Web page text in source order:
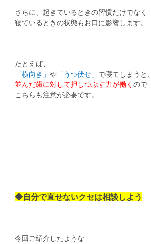
さらに、起きているときの習慣だけでなく
寝ているときの状態もお口に影響します。
たとえば、
「横向き」 や 「うつ伏せ」 で寝てしまうと、
並んだ歯に対して押しつぶす力が働く ので
こちらも注意が必要です。
◆自分で直せないクセは相談しよう
今回ご紹介したような